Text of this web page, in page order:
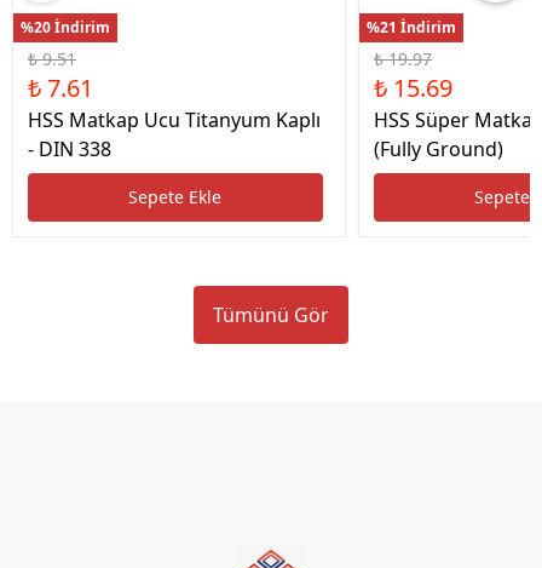
%20 İndirim
₺ 9.51
₺ 7.61
HSS Matkap Ucu Titanyum Kaplı
- DIN 338
Sepete Ekle
%21 İndirim
₺ 19.97
₺ 15.69
HSS Süper
(Fully Ground)
Sepete
Tümünü Gör